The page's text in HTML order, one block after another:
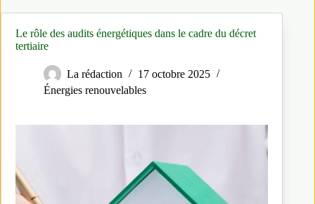
Le rôle des audits énergétiques dans le cadre du décret
tertiaire
La rédaction
17 octobre 2025
Énergies renouvelables